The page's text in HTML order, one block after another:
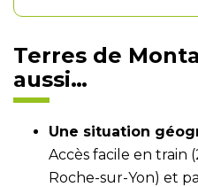
Terres de
aussi…
Une situation
Accès facile en train
Roche-sur-Yon) et